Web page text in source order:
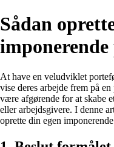
Sådan
At have en veludviklet
vise deres arbejde frem på
være afgørende for at skabe
eller arbejdsgivere. I denne
oprette din egen